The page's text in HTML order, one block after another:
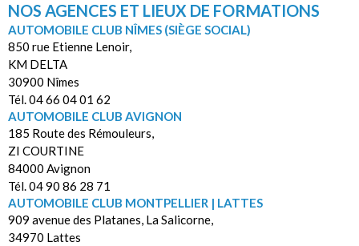
NOS AGENCES ET LIEUX DE FORMATIONS
AUTOMOBILE CLUB NÎMES (SIÈGE SOCIAL)
850 rue Etienne Lenoir,
KM DELTA
30900 Nîmes
Tél. 04 66 04 01 62
AUTOMOBILE CLUB AVIGNON
185 Route des Rémouleurs,
ZI COURTINE
84000 Avignon
Tél. 04 90 86 28 71
AUTOMOBILE CLUB MONTPELLIER | LATTES
909 avenue des Platanes, La Salicorne,
34970 Lattes